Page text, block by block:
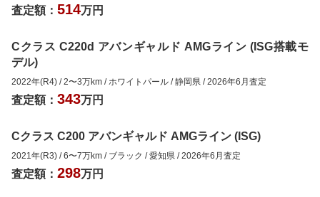
査定額： 514万円
Cクラス C220d アバンギャルド AMGライン (ISG搭載モ
デル)
2022年(R4) /2〜3万km / ホワイトパール /静岡県 /2026年6月査定
査定額： 343万円
Cクラス C200 アバンギャルド AMGライン (ISG)
2021年(R3) /6〜7万km / ブラック /愛知県 /2026年6月査定
査定額： 298万円